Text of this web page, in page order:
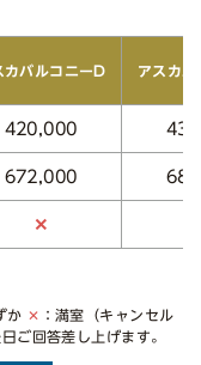
カバルコニーD アスカバ
420,000
672,000
✕
か ✕ ：満室（キャンセル
日ご回答差し上げます。